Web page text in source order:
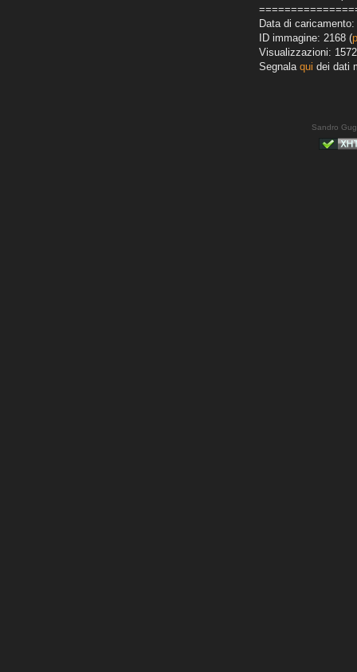
Data di
ID immagine: 2168 (
Visualizzazioni: 1572
Segnala qui dei dati
Sandro